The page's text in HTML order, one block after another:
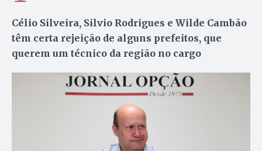
Célio Silveira, Silvio Rodrigues e Wilde Cambão
têm certa rejeição de alguns prefeitos, que
querem um técnico da região no cargo